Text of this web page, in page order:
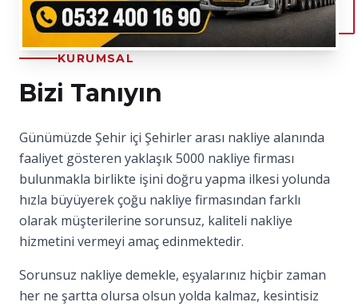
KURUMSAL
Bizi Tanıyın
Günümüzde Şehir içi Şehirler arası nakliye alanında
faaliyet gösteren yaklaşık 5000 nakliye firması
bulunmakla birlikte işini doğru yapma ilkesi yolunda
hızla büyüyerek çoğu nakliye firmasından farklı
olarak müşterilerine sorunsuz, kaliteli nakliye
hizmetini vermeyi amaç edinmektedir.
Sorunsuz nakliye demekle, eşyalarınız hiçbir zaman
her ne şartta olursa olsun yolda kalmaz, kesintisiz